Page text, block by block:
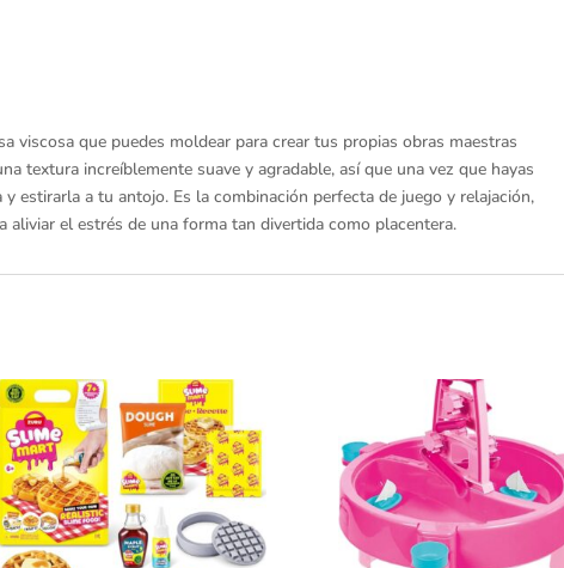
viscosa que puedes moldear para crear tus propias obras maestras
textura increíblemente suave y agradable, así que una vez que hayas
estirarla a tu antojo. Es la combinación perfecta de juego y relajación,
aliviar el estrés de una forma tan divertida como placentera.